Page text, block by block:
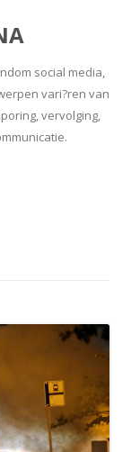
social media,
vari?ren van
vervolging,